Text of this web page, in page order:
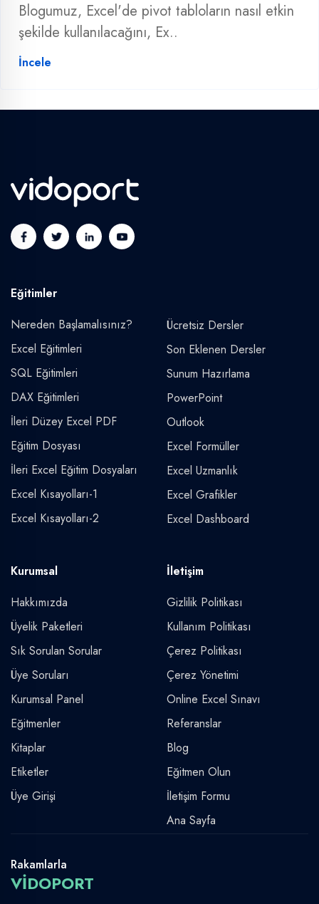
Blogumuz, Excel'de pivot tabloların nasıl etkin
şekilde kullanılacağını, Ex..
İncele
Eğitimler
Nereden Başlamalısınız?
Excel Eğitimleri
SQL Eğitimleri
DAX Eğitimleri
İleri Düzey Excel PDF
Eğitim Dosyası
İleri Excel Eğitim Dosyaları
Excel Kısayolları-1
Excel Kısayolları-2
Ücretsiz Dersler
Son Eklenen Dersler
Sunum Hazırlama
PowerPoint
Outlook
Excel Formüller
Excel Uzmanlık
Excel Grafikler
Excel Dashboard
Kurumsal
Hakkımızda
Üyelik Paketleri
Sık Sorulan Sorular
Üye Soruları
Kurumsal Panel
Eğitmenler
Kitaplar
Etiketler
Üye Girişi
İletişim
Gizlilik Politikası
Kullanım Politikası
Çerez Politikası
Çerez Yönetimi
Online Excel Sınavı
Referanslar
Blog
Eğitmen Olun
İletişim Formu
Ana Sayfa
Rakamlarla
VİDOPORT